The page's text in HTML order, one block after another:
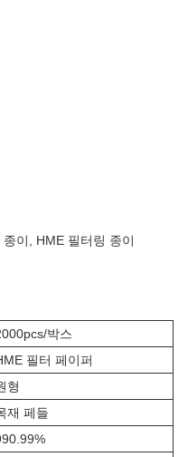
이, HME 필터링 종이
박스
필터 페이퍼
형
재 페들